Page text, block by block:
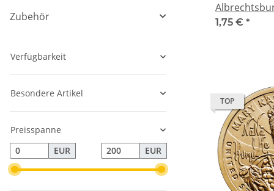
1,75 € *
TOP
Zubehör
Verfügbarkeit
Besondere Artikel
Preisspanne
EUR
EUR